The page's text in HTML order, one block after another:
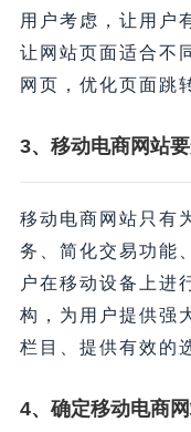
用户考虑，让用户
让网站页面适合不
网页，优化页面跳
3、移动电商网站
移动电商网站只有
务、简化交易功能
户在移动设备上进
构，为用户提供强
栏目、提供有效的
4、确定移动电商